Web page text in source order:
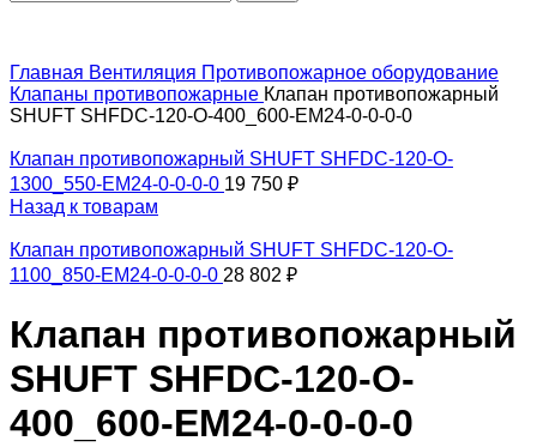
Главная Вентиляция Противопожарное оборудование
Клапаны противопожарные Клапан противопожарный
SHUFT SHFDC-120-O-400_600-EM24-0-0-0-0
Клапан противопожарный SHUFT SHFDC-120-O-
1300_550-EM24-0-0-0-0 19 750 ₽
Назад к товарам
Клапан противопожарный SHUFT SHFDC-120-O-
1100_850-EM24-0-0-0-0 28 802 ₽
Клапан противопожарный
SHUFT SHFDC-120-O-
400_600-EM24-0-0-0-0